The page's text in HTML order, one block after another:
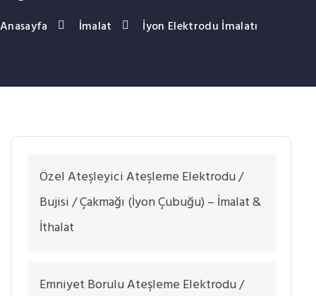
Anasayfa İmalat İyon Elektrodu İmalatı
Özel Ateşleyici Ateşleme Elektrodu /
Bujisi / Çakmağı (İyon Çubuğu) – İmalat &
İthalat
Emniyet Borulu Ateşleme Elektrodu /